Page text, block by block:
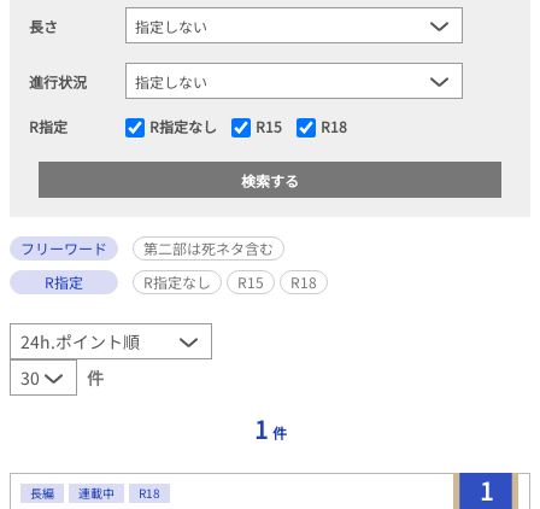
長さ
進行状況
R指定 R指定なし R15 R18
フリーワード
第二部は死ネタ含む
R指定
R指定なし R15 R18
件
1 件
1
長編 連載中 R18